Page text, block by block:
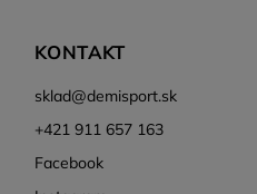
KONTAKT
sklad@demisport.sk
+421 911 657 163
Facebook